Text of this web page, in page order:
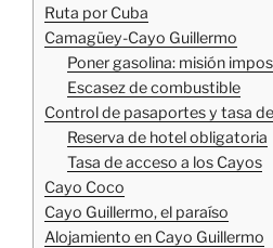
Ruta por Cuba
Camagüey-Cayo Guillermo
Poner gasolina: misión
Escasez de combustible
Control de pasaportes y tasa
Reserva de hotel obligatoria
Tasa de acceso a los Cayos
Cayo Coco
Cayo Guillermo, el paraíso
Alojamiento en Cayo Guillermo